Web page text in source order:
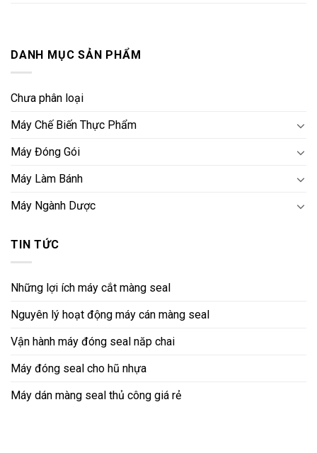
DANH MỤC SẢN PHẨM
Chưa phân loại
Máy Chế Biến Thực Phẩm
Máy Đóng Gói
Máy Làm Bánh
Máy Ngành Dược
TIN TỨC
Những lợi ích máy cắt màng seal
Nguyên lý hoạt động máy cán màng seal
Vận hành máy đóng seal năp chai
Máy đóng seal cho hũ nhựa
Máy dán màng seal thủ công giá rẻ